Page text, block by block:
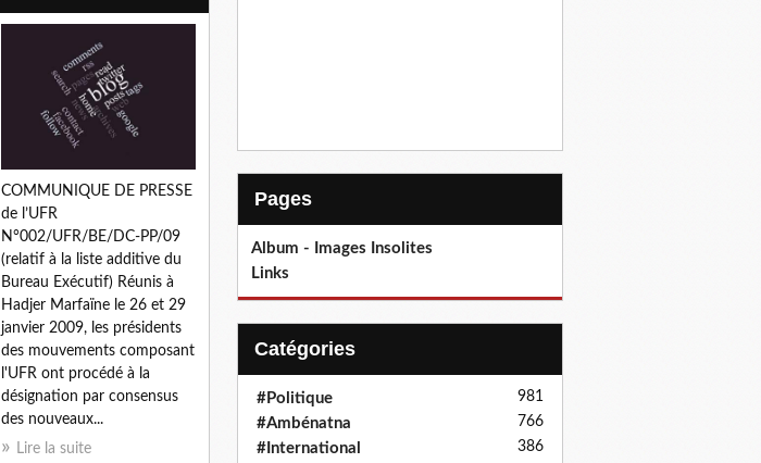
COMMUNIQUE DE PRESSE
de l’UFR
N°002/UFR/BE/DC-PP/09
(relatif à la liste additive du
Bureau Exécutif) Réunis à
Hadjer Marfaïne le 26 et 29
janvier 2009, les présidents
des mouvements composant
l'UFR ont procédé à la
désignation par consensus
des nouveaux...
Lire la suite
Pages
Album - Images Insolites
Links
Catégories
#Politique 981
#Ambénatna 766
#International 386